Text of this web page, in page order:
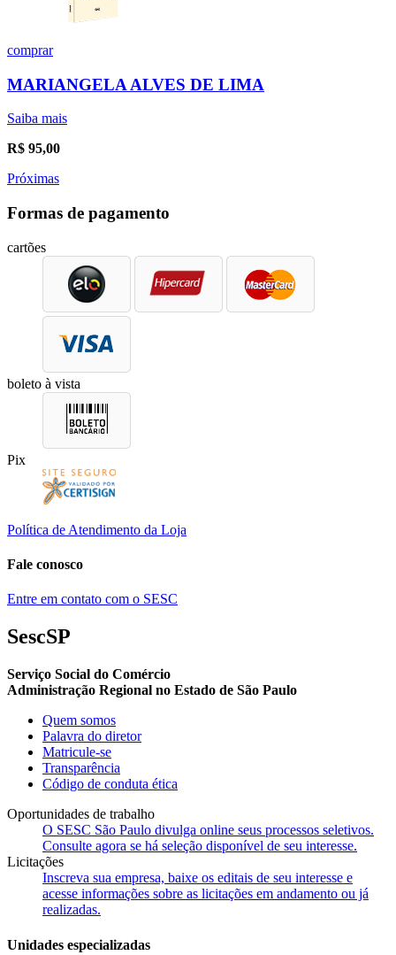
comprar
MARIANGELA ALVES DE LIMA
Saiba mais
R$ 95,00
Próximas
Formas de pagamento
cartões
boleto à vista
Pix
Política de Atendimento da Loja
Fale conosco
Entre em contato com o SESC
SescSP
Serviço Social do Comércio
Administração Regional no Estado de São Paulo
Quem somos
Palavra do diretor
Matricule-se
Transparência
Código de conduta ética
Oportunidades de trabalho
O SESC São Paulo divulga online seus processos seletivos.
Consulte agora se há seleção disponível de seu interesse.
Licitações
Inscreva sua empresa, baixe os editais de seu interesse e
acesse informações sobre as licitações em andamento ou já
realizadas.
Unidades especializadas